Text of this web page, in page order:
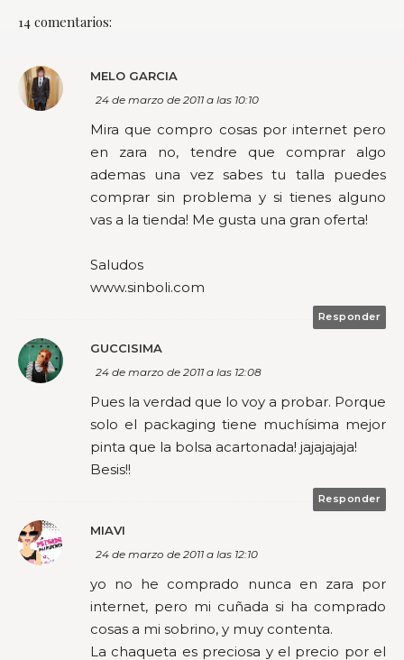
14 comentarios:
MELO GARCIA
24 de marzo de 2011 a las 10:10
Mira que compro cosas por internet pero
en zara no, tendre que comprar algo
ademas una vez sabes tu talla puedes
comprar sin problema y si tienes alguno
vas a la tienda! Me gusta una gran oferta!
Saludos
www.sinboli.com
Responder
GUCCISIMA
24 de marzo de 2011 a las 12:08
Pues la verdad que lo voy a probar. Porque
solo el packaging tiene muchísima mejor
pinta que la bolsa acartonada! jajajajaja!
Besis!!
Responder
MIAVI
24 de marzo de 2011 a las 12:10
yo no he comprado nunca en zara por
internet, pero mi cuñada si ha comprado
cosas a mi sobrino, y muy contenta.
La chaqueta es preciosa y el precio por el